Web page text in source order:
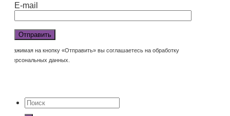
E-mail
Нажимая на кнопку «Отправить» вы соглашаетесь на обработку
персональных данных.